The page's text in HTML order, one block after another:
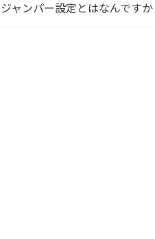
ジャンパー設定とはなんですか